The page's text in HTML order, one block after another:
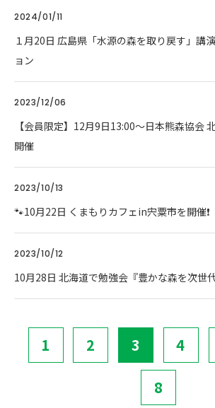
2024/01/11
１月20日 広島県「水源の森を取り戻す」講
ョン
2023/12/06
【会員限定】12月9日13:00～日本熊森協会
開催
2023/10/13
🐾10月22日 くまもりカフェin宍粟市を開催❗
2023/10/12
10月28日 北海道で勉強会『豊かな森を次世代
1 2 3 4
8